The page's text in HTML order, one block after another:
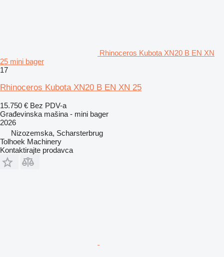
Rhinoceros Kubota XN20 B EN XN
25 mini bager
17
Rhinoceros Kubota XN20 B EN XN 25
15.750 € Bez PDV-a
Građevinska mašina - mini bager
2026
Nizozemska, Scharsterbrug
Tolhoek Machinery
Kontaktirajte prodavca